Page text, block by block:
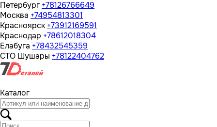
Петербург +78126766649
Москва +74954813301
Красноярск +73912169591
Краснодар +78612018304
Елабуга +78432545359
СТО Шушары +78122404762
Каталог